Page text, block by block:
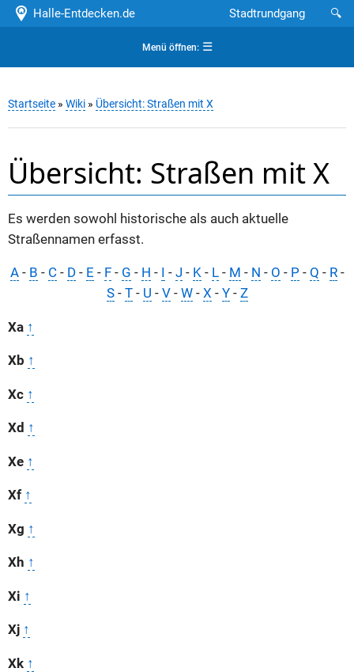
Halle-Entdecken.de 🔍
Stadtrundgang
Menü öffnen:☰
Startseite » Wiki » Übersicht: Straßen mit X
Übersicht: Straßen mit X
Es werden sowohl historische als auch aktuelle
Straßennamen erfasst.
A- B - C- D- E - F- G - H - - J - K- L- M - N - O - P - Q - R-
S- T- U - V- W- X - Y- Z
Xa ↑
Xb ↑
Xc ↑
Xd ↑
Xe ↑
Xf ↑
Xg ↑
Xh ↑
Xi ↑
Xj ↑
Xk ↑